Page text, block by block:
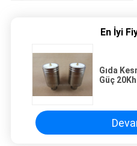
En İyi
Gıda
Güç